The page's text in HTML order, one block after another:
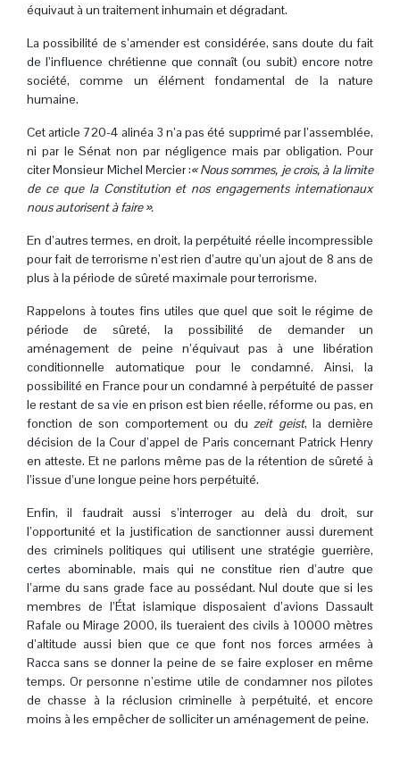
équivaut à un traitement inhumain et dégradant.
La possibilité de s’amender est considérée, sans doute du fait
de l’influence chrétienne que connaît (ou subit) encore notre
société, comme un élément fondamental de la nature
humaine.
Cet article 720-4 alinéa 3 n’a pas été supprimé par l’assemblée,
ni par le Sénat non par négligence mais par obligation. Pour
citer Monsieur Michel Mercier :« Nous sommes, je crois, à la limite
de ce que la Constitution et nos engagements internationaux
nous autorisent à faire ».
En d’autres termes, en droit, la perpétuité réelle incompressible
pour fait de terrorisme n’est rien d’autre qu’un ajout de 8 ans de
plus à la période de sûreté maximale pour terrorisme.
Rappelons à toutes fins utiles que quel que soit le régime de
période de sûreté, la possibilité de demander un
aménagement de peine n’équivaut pas à une libération
conditionnelle automatique pour le condamné. Ainsi, la
possibilité en France pour un condamné à perpétuité de passer
le restant de sa vie en prison est bien réelle, réforme ou pas, en
fonction de son comportement ou duzeit geist, la dernière
décision de la Cour d’appel de Paris concernant Patrick Henry
en atteste. Et ne parlons même pas de la rétention de sûreté à
l’issue d’une longue peine hors perpétuité.
Enfin, il faudrait aussi s’interroger au delà du droit, sur
l’opportunité et la justification de sanctionner aussi durement
des criminels politiques qui utilisent une stratégie guerrière,
certes abominable, mais qui ne constitue rien d’autre que
l’arme du sans grade face au possédant. Nul doute que si les
membres de l’État islamique disposaient d’avions Dassault
Rafale ou Mirage 2000, ils tueraient des civils à 10000 mètres
d’altitude aussi bien que ce que font nos forces armées à
Racca sans se donner la peine de se faire exploser en même
temps. Or personne n’estime utile de condamner nos pilotes
de chasse à la réclusion criminelle à perpétuité, et encore
moins à les empêcher de solliciter un aménagement de peine.